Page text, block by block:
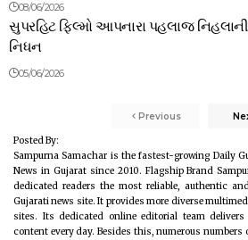
08/06/2026
સુપરહિટ ફિલ્મો આપનારા પહલાજ
નિધન
05/06/2026
Previous
Posted By:
Sampurna Samachar is the fastest-growing Daily
News in Gujarat since 2010. Flagship Brand
dedicated readers the most reliable, authentic
Gujarati news site. It provides more diverse
sites. Its dedicated online editorial team delivers
content every day. Besides this, numerous